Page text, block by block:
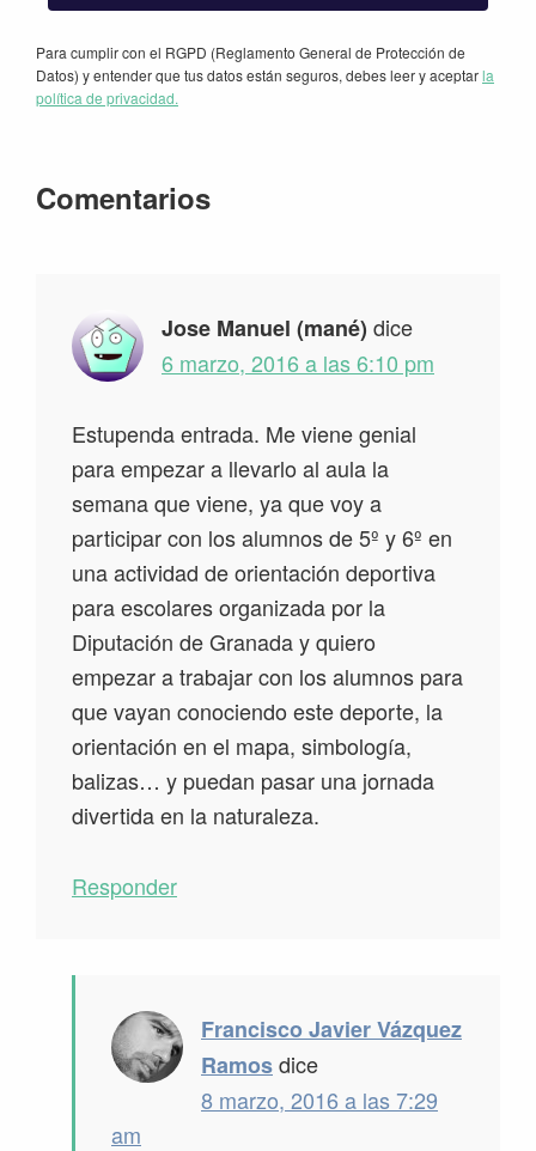
Para cumplir con el RGPD (Reglamento General de Protección de
Datos) y entender que tus datos están seguros, debes leer y aceptarla
política de privacidad.
Interacciones
lectores
Comentarios
Jose Manuel (mané) dice
6 marzo, 2016 a las 6:10 pm
Estupenda entrada. Me viene genial
para empezar a llevarlo al aula la
semana que viene, ya que voy a
participar con los alumnos de 5º y 6º en
una actividad de orientación deportiva
para escolares organizada por la
Diputación de Granada y quiero
empezar a trabajar con los alumnos para
que vayan conociendo este deporte, la
orientación en el mapa, simbología,
balizas… y puedan pasar una jornada
divertida en la naturaleza.
Responder
Francisco Javier Vázquez
Ramosdice
8 marzo, 2016 a las 7:29
am